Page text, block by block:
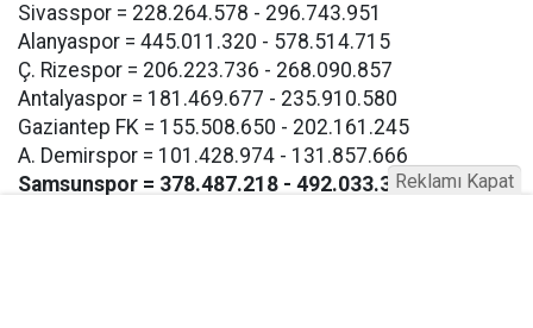
Sivasspor = 228.264.578 - 296.743.951
Alanyaspor = 445.011.320 - 578.514.715
Ç. Rizespor = 206.223.736 - 268.090.857
Antalyaspor = 181.469.677 - 235.910.580
Gaziantep FK = 155.508.650 - 202.161.245
A. Demirspor = 101.428.974 - 131.857.666
Samsunspor = 378.487.218 - 492.033.383Reklamı Kapat